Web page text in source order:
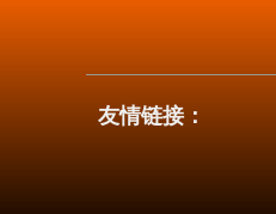
友情链接：